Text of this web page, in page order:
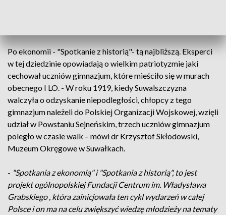
Po ekonomii - "Spotkanie z historią"- tą najbliższą. Eksperci
w tej dziedzinie opowiadają o wielkim patriotyzmie jaki
cechował uczniów gimnazjum, które mieściło się w murach
obecnego I LO. - W roku 1919, kiedy Suwalszczyzna
walczyła o odzyskanie niepodległości, chłopcy z tego
gimnazjum należeli do Polskiej Organizacji Wojskowej, wzięli
udział w Powstaniu Sejneńskim, trzech uczniów gimnazjum
poległo w czasie walk – mówi dr Krzysztof Skłodowski,
Muzeum Okręgowe w Suwałkach.
- "Spotkania z ekonomią" i "Spotkania z historią", to jest
projekt ogólnopolskiej Fundacji Centrum im. Władysława
Grabskiego , która zainicjowała ten cykl wydarzeń w całej
Polsce i on ma na celu zwiększyć wiedzę młodzieży na tematy